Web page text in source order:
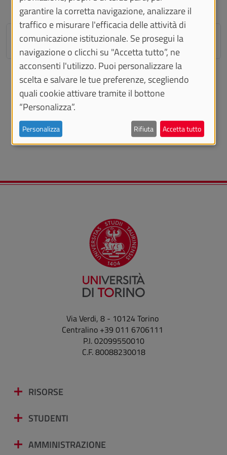
Come partecipare
VEDI ANCHE
Link di iscrizione
Via Verdi, 8 - 10124 Torino
Centralino +39 011 6706111
P.I. 02099550010
C.F. 80088230018
RISORSE
STUDENTI
AMMINISTRAZIONE
garantire la corretta navigazione, analizzare il
traffico e misurare l'efficacia delle attività di
comunicazione istituzionale. Se prosegui la
navigazione o clicchi su "Accetta tutto”, ne
acconsenti l'utilizzo. Puoi personalizzare la
scelta e salvare le tue preferenze, scegliendo
quali cookie attivare tramite il bottone
“Personalizza”.
Personalizza Rifiuta Accetta tutto